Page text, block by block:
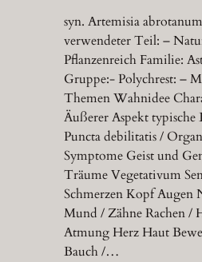
syn. Artemisia
verwendeter Teil: –
Pflanzenreich Familie:
Gruppe:- Polychrest: –
Themen Wahnidee
Äußerer Aspekt typische
Puncta debilitatis /
Symptome Geist und
Träume Vegetativum
Schmerzen Kopf Augen
Mund / Zähne Rachen /
Atmung Herz Haut
Bauch /…